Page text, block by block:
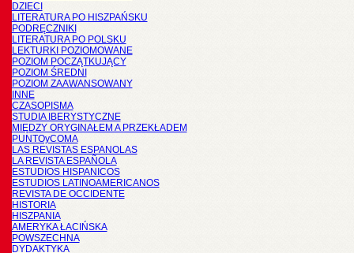
DZIECI
LITERATURA PO HISZPAŃSKU
PODRĘCZNIKI
LITERATURA PO POLSKU
LEKTURKI POZIOMOWANE
POZIOM POCZĄTKUJĄCY
POZIOM ŚREDNI
POZIOM ZAAWANSOWANY
INNE
CZASOPISMA
STUDIA IBERYSTYCZNE
MIĘDZY ORYGINAŁEM A PRZEKŁADEM
PUNTOyCOMA
LAS REVISTAS ESPANOLAS
LA REVISTA ESPAÑOLA
ESTUDIOS HISPANICOS
ESTUDIOS LATINOAMERICANOS
REVISTA DE OCCIDENTE
HISTORIA
HISZPANIA
AMERYKA ŁACIŃSKA
POWSZECHNA
DYDAKTYKA